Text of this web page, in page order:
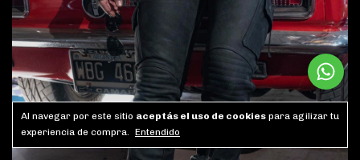
Al navegar por este sitio aceptás el uso de cookies para agilizar tu
experiencia de compra. Entendido